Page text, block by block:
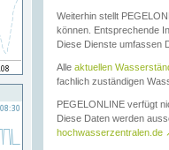
Weiterhin stellt
können. Entsprechende
Diese Dienste umfassen
Alle aktuellen
fachlich zuständigen
PEGELONLINE verfügt
Diese Daten werden
hochwasserzentralen.de